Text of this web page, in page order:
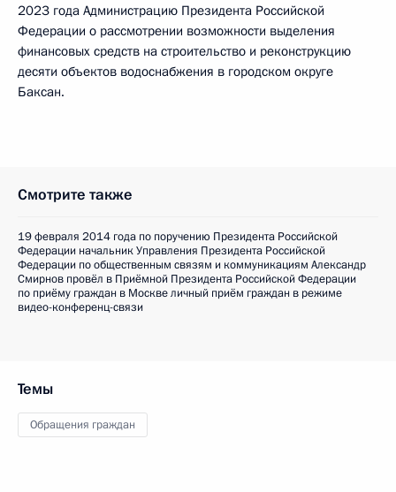
2023 года Администрацию Президента Российской
Федерации о рассмотрении возможности выделения
финансовых средств на строительство и реконструкцию
десяти объектов водоснабжения в городском округе
Баксан.
Смотрите также
19 февраля 2014 года по поручению Президента Российской
Федерации начальник Управления Президента Российской
Федерации по общественным связям и коммуникациям Александр
Смирнов провёл в Приёмной Президента Российской Федерации
по приёму граждан в Москве личный приём граждан в режиме
видео-конференц-связи
Темы
Обращения граждан